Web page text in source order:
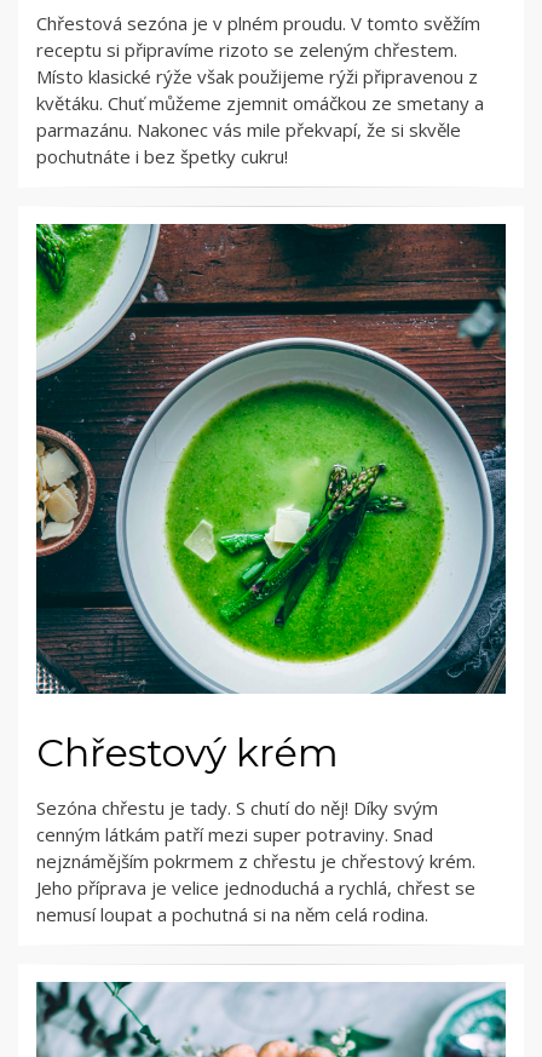
Chřestová sezóna je v plném proudu. V tomto svěžím
receptu si připravíme rizoto se zeleným chřestem.
Místo klasické rýže však použijeme rýži připravenou z
květáku. Chuť můžeme zjemnit omáčkou ze smetany a
parmazánu. Nakonec vás mile překvapí, že si skvěle
pochutnáte i bez špetky cukru!
Chřestový krém
Sezóna chřestu je tady. S chutí do něj! Díky svým
cenným látkám patří mezi super potraviny. Snad
nejznámějším pokrmem z chřestu je chřestový krém.
Jeho příprava je velice jednoduchá a rychlá, chřest se
nemusí loupat a pochutná si na něm celá rodina.